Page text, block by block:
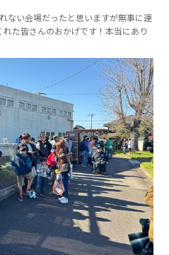
ない会場だったと思いますが無事に運
た皆さんのおかげです！本当にあり